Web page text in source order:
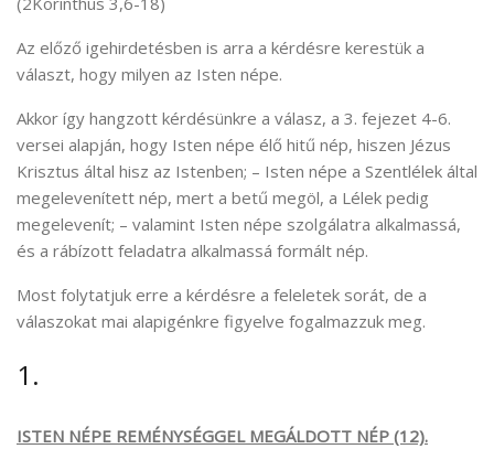
Az előző igehirdetésben is arra a kérdésre kerestük a
választ, hogy milyen az Isten népe.
Akkor így hangzott kérdésünkre a válasz, a 3. fejezet 4-6.
versei alapján, hogy Isten népe élő hitű nép, hiszen Jézus
Krisztus által hisz az Istenben; – Isten népe a Szentlélek által
megelevenített nép, mert a betű megöl, a Lélek pedig
megelevenít; – valamint Isten népe szolgálatra alkalmassá,
és a rábízott feladatra alkalmassá formált nép.
Most folytatjuk erre a kérdésre a feleletek sorát, de a
válaszokat mai alapigénkre figyelve fogalmazzuk meg.
1.
ISTEN NÉPE REMÉNYSÉGGEL MEGÁLDOTT NÉP (12).